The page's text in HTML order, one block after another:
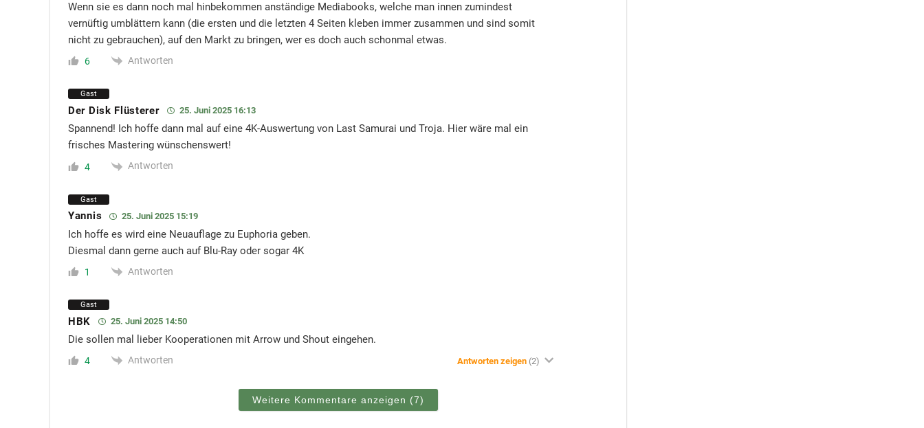
Wenn sie es dann noch mal hinbekommen anständige Mediabooks, welche man innen zumindest
vernüftig umblättern kann (die ersten und die letzten 4 Seiten kleben immer zusammen und sind somit
nicht zu gebrauchen), auf den Markt zu bringen, wer es doch auch schonmal etwas.
6 Antworten
Gast
Der Disk Flüsterer 25. Juni 2025 16:13
Spannend! Ich hoffe dann mal auf eine 4K-Auswertung von Last Samurai und Troja. Hier wäre mal ein
frisches Mastering wünschenswert!
4 Antworten
Gast
Yannis 25. Juni 2025 15:19
Ich hoffe es wird eine Neuauflage zu Euphoria geben.
Diesmal dann gerne auch auf Blu-Ray oder sogar 4K
1 Antworten
Gast
HBK 25. Juni 2025 14:50
Die sollen mal lieber Kooperationen mit Arrow und Shout eingehen.
4 Antworten Antworten zeigen (2)
Weitere Kommentare anzeigen (7)